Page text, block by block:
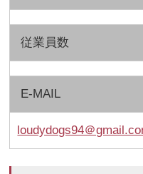
従業員数
E-MAIL
loudydogs94＠